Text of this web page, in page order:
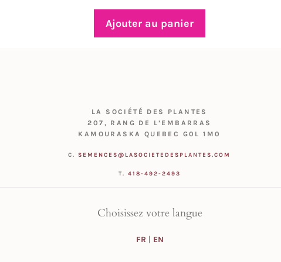
Ajouter au panier
LA SOCIÉTÉ DES PLANTES
207, RANG DE L’EMBARRAS
KAMOURASKA QUEBEC G0L 1M0
C.SEMENCES@LASOCIETEDESPLANTES.COM
T. 418-492-2493
Choisissez votre langue
FR | EN